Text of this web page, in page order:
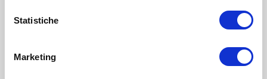
Statistiche
Marketing